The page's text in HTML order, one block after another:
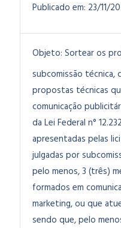
Publicado em: 23/11/
Objeto: Sortear os
subcomissão técnica,
propostas técnicas
comunicação
da Lei Federal n°
apresentadas pelas
julgadas por
pelo menos, 3 (três)
formados em
marketing, ou que
sendo que, pelo